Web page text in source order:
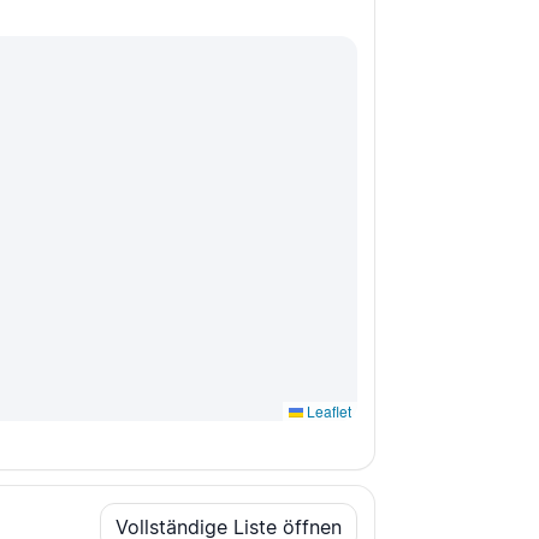
Leaflet
Vollständige Liste öffnen